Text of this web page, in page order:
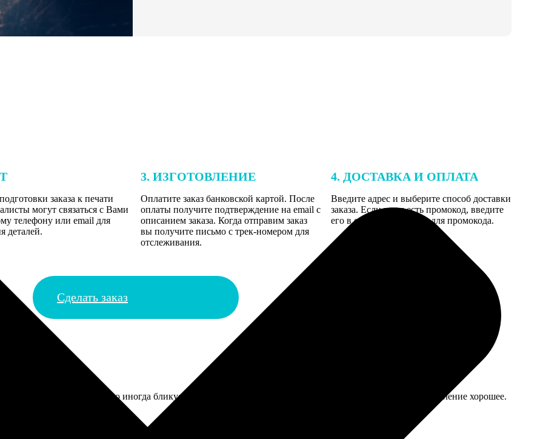
заказа к печати
могут связаться с Вами
телефону или email для
деталей.
3. ИЗГОТОВЛЕНИЕ
Оплатите заказ банковской картой. После
оплаты получите подтверждение на email с
описанием заказа. Когда отправим заказ
вы получите письмо с трек-номером для
отслеживания.
4. ДОСТАВКА И ОПЛАТА
Введите адрес и выберите способ доставки
заказа. Если у вас есть промокод, введите
его в специальное поле для промокода.
Сделать заказ
Но свет падает так, что иногда бликует, нужно выбирать место повески осторожнее. В целом впечатление хорошее.